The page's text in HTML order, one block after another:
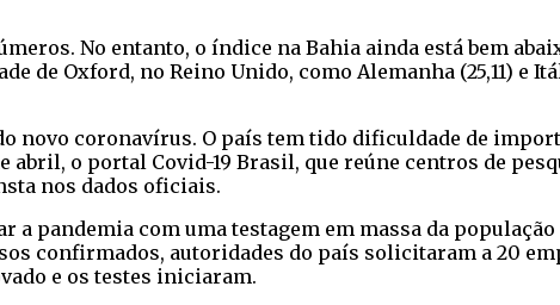
No entanto, o índice na Bahia ainda está bem
Oxford, no Reino Unido, como Alemanha (25,11) e
coronavírus. O país tem tido dificuldade de
o portal Covid-19 Brasil, que reúne centros de
nos dados oficiais.
a pandemia com uma testagem em massa da
confirmados, autoridades do país solicitaram a 20
e os testes iniciaram.